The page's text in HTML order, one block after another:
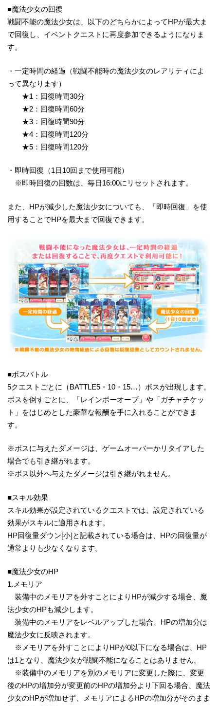
■魔法少女の回復
戦闘不能の魔法少女は、以下のどちらかによってHPが最大ま
で回復し、イベントクエストに再度参加できるようになりま
す。
・一定時間の経過（戦闘不能時の魔法少女のレアリティによ
って異なります）
★1：回復時間30分
★2：回復時間60分
★3：回復時間90分
★4：回復時間120分
★5：回復時間120分
・即時回復（1日10回まで使用可能）
※即時回復の回数は、毎日16:00にリセットされます。
また、HPが減少した魔法少女についても、「即時回復」を使
用することでHPを最大まで回復できます。
■ボスバトル
5クエストごとに（BATTLE5・10・15…）ボスが出現します。
ボスを倒すごとに、「レインボーオーブ」や「ガチャチケッ
ト」をはじめとした豪華な報酬を手に入れることができま
す。
※ボスに与えたダメージは、ゲームオーバーかリタイアした
場合でも引き継がれます。
※ボス以外へ与えたダメージは引き継がれません。
■スキル効果
スキル効果が設定されているクエストでは、設定されている
効果がスキルに適用されます。
HP回復量ダウン[小]と記載されている場合は、HPの回復量が
通常よりも少なくなります。
■魔法少女のHP
1.メモリア
装備中のメモリアを外すことによりHPが減少する場合、魔
法少女のHPも減少します。
装備中のメモリアをレベルアップした場合、HPの増加分は
魔法少女に反映されます。
※メモリアを外すことによりHPが0以下になる場合は、HP
は1となり、魔法少女が戦闘不能になることはありません。
※装備中のメモリアを別のメモリアに変更した際に、変更
後のHPの増加分が変更前のHPの増加分より下回る場合、魔法
少女のHPが増加せず、メモリアによるHPの増加分がそのまま